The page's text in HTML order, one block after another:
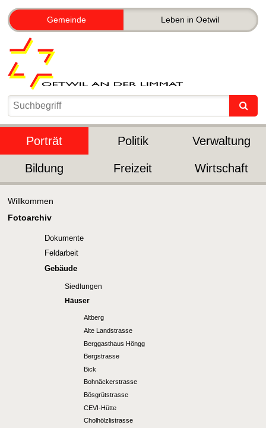
Gemeinde Leben in Oetwil
Porträt Politik Verwaltung
Bildung Freizeit Wirtschaft
Willkommen
Fotoarchiv
Dokumente
Feldarbeit
Gebäude
Siedlungen
Häuser
Altberg
Alte Landstrasse
Berggasthaus Höngg
Bergstrasse
Bick
Bohnäckerstrasse
Bösgrütstrasse
CEVI-Hütte
Cholhölzlistrasse